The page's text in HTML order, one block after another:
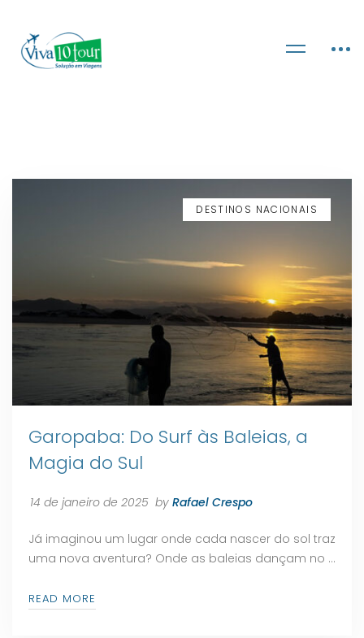
DESTINOS NACIONAIS
Garopaba: Do Surf às Baleias, a
Magia do Sul
14 de janeiro de 2025 by Rafael Crespo
Já imaginou um lugar onde cada nascer do sol traz
uma nova aventura? Onde as baleias dançam no …
READ MORE